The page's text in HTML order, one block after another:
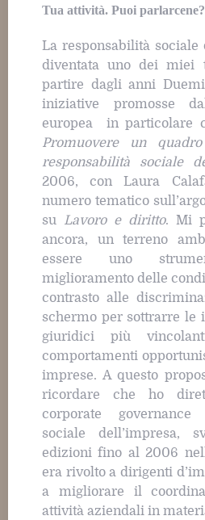
Tua attività. Puoi parlarcene?
La responsabilità sociale
diventata uno dei
partire dagli anni
iniziative promosse
europea in particolare
Promuovere un
responsabilità sociale
2006, con Laura
numero tematico
su Lavoro e diritto. Mi
ancora, un terreno
essere uno
miglioramento delle
contrasto alle
schermo per sottrarre le
giuridici più
comportamenti
imprese. A questo
ricordare che ho
corporate
sociale dell’impresa,
edizioni fino al 2006
era rivolto a dirigenti
a migliorare il
attività aziendali in